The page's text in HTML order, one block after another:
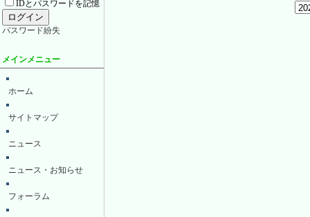
IDとパスワードを記憶
パスワード紛失
メインメニュー
ホーム
サイトマップ
ニュース
ニュース・お知らせ
フォーラム